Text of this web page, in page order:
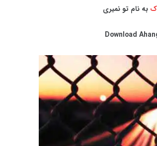
به نام تو نمیری
Download